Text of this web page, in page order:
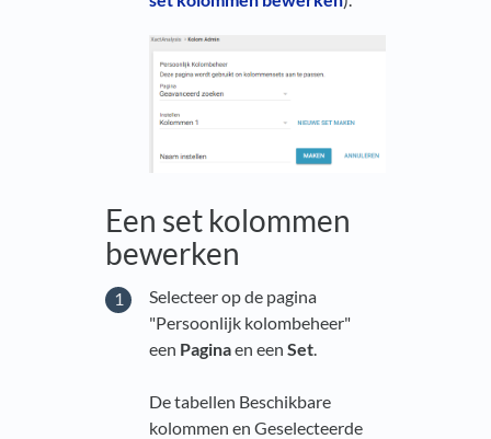
Een set kolommen
bewerken
Selecteer op de pagina
"Persoonlijk kolombeheer"
een Paginaen een Set
De tabellen Beschikbare
kolommen en Geselecteerde